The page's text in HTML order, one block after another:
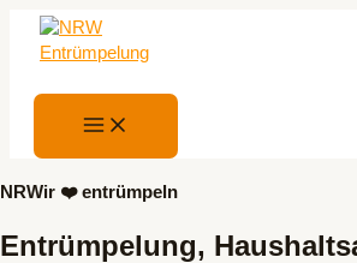
Zum
Inhalt
Main
Menu
NRWir ❤️ entrümpeln
Entrümpelung,